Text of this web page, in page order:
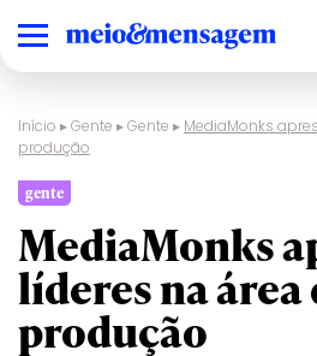
Início ▸Gente ▸Gente ▸ MediaMonks
produção
gente
MediaMonks
líderes na área
produção